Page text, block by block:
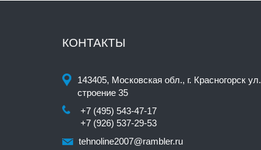
КОНТАКТЫ
143405, Московская обл., г. Красногорск
строение 35
+7 (495) 543-47-17
+7 (926) 537-29-53
tehnoline2007@rambler.ru